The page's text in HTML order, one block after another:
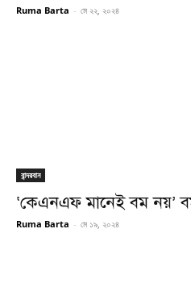
Ruma Barta - মে ২২, ২০২৪
বান্দরবান
‘কেএনএফ মানেই বম নয়’
Ruma Barta - মে ১৯, ২০২৪